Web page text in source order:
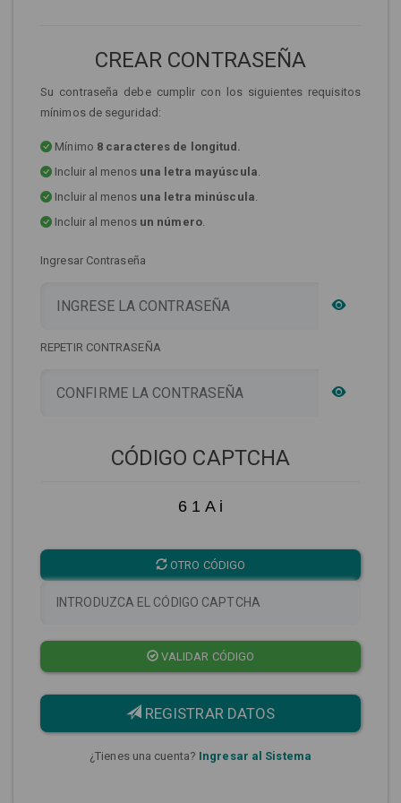
CREAR CONTRASEÑA
Su contraseña debe cumplir con los siguientes requisitos
mínimos de seguridad:
Mínimo 8 caracteres de longitud.
Incluir al menos una letra mayúscula.
Incluir al menos una letra minúscula.
Incluir al menos un número.
Ingresar Contraseña
REPETIR CONTRASEÑA
CÓDIGO CAPTCHA
6 1 A i
OTRO CÓDIGO
VALIDAR CÓDIGO
REGISTRAR DATOS
¿Tienes una cuenta? Ingresar al Sistema